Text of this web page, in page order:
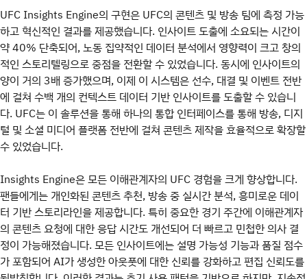
UFC Insights Engine의 구현은 UFC의 콘텐츠 및 방송 팀에 측정 가능
하고 혁신적인 결과를 제공했습니다. 인사이트 도출에 소요되는 시간이
약 40% 단축되어, 노동 집약적인 데이터 분석에서 영향력이 크고 창의
적인 스토리텔링으로 중점을 전환할 수 있었습니다. 동시에 인사이트의
양이 거의 3배 증가했으며, 이제 이 시스템은 선수, 대결 및 이벤트 전반
에 걸쳐 수백 개의 컨텍스트 데이터 기반 인사이트를 도출할 수 있습니
다. UFC는 이 솔루션을 통해 하나의 통합 인터페이스를 통해 방송, 디지
털 및 소셜 미디어 플랫폼 전반에 걸쳐 콘텐츠 제작을 효율적으로 확장할
수 있었습니다.
Insights Engine은 모든 이해관계자의 UFC 경험을 크게 향상합니다.
팬들에게는 개인화된 콘텐츠 추천, 방송 중 실시간 분석, 흥미로운 데이
터 기반 스토리라인을 제공합니다. 특히 중요한 경기 주간에 이해관계자
의 콘텐츠 요청에 대한 응답 시간도 개선되어 더 빠르고 민첩한 의사 결
정이 가능해졌습니다. 모든 인사이트에는 설명 가능성 기능과 품질 점수
가 포함되어 AI가 생성한 아웃풋에 대한 신뢰를 강화하고 편집 신뢰도를